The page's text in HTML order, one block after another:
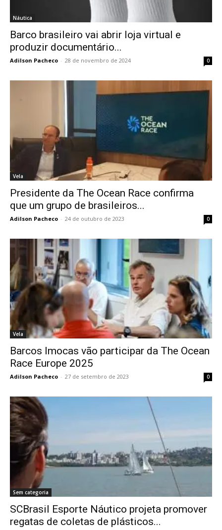
Náutica
Barco brasileiro vai abrir loja virtual e
produzir documentário...
Adilson Pacheco - 28 de novembro de 2024 0
Vela
Presidente da The Ocean Race confirma
que um grupo de brasileiros...
Adilson Pacheco - 24 de outubro de 2023 0
Vela
Barcos Imocas vão participar da The Ocean
Race Europe 2025
Adilson Pacheco - 27 de setembro de 2023 0
Sem categoria
SCBrasil Esporte Náutico projeta promover
regatas de coletas de plásticos...